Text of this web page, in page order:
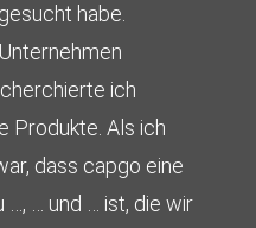
habe.
ich
Produkte. Als ich
dass capgo eine
… und … ist, die wir